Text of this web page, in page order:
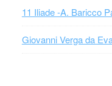
11 Iliade -A. Baricco
Giovanni Verga da